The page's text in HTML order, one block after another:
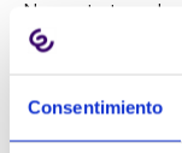
Consentimiento
No se trata solo
mejor. Si una
de que haya una